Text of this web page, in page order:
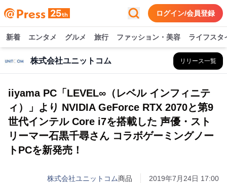
ログイン/会員登録
新着 エンタメ グルメ 旅行 ファッション・美容 ライフスタ
株式会社ユニットコム リリース一覧
iiyama PC「LEVEL∞（レベル インフィニテ
ィ）」より NVIDIA GeForce RTX 2070と第9
世代インテル Core i7を搭載した 声優・スト
リーマー石黒千尋さん コラボゲーミングノー
トPCを新発売！
株式会社ユニットコム商品 2019年7月24日 17:00